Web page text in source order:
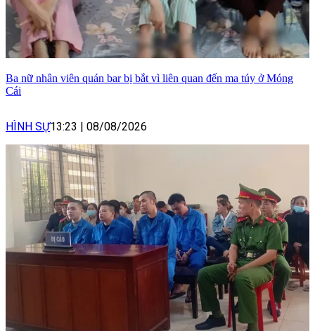
Ba nữ nhân viên quán bar bị bắt vì liên quan đến ma túy ở Móng
Cái
HÌNH SỰ13:23 | 08/08/2026